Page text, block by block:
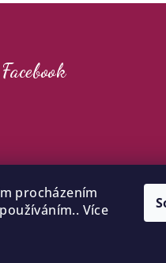
procházením
Více
Facebook